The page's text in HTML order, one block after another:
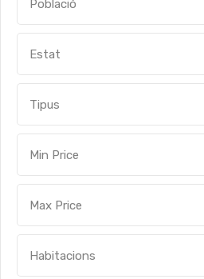
Població
Estat
Tipus
Min Price
Max Price
Habitacions